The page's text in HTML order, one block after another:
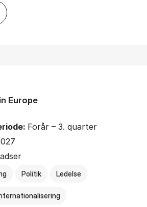
Europe
Forår – 3. quarter
Politik Ledelse